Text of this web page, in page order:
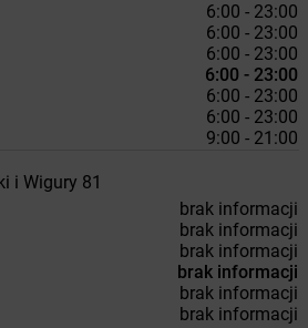
6:00 - 23:00
6:00 - 23:00
6:00 - 23:00
6:00 - 23:00
6:00 - 23:00
6:00 - 23:00
9:00 - 21:00
i Wigury 81
brak informacji
brak informacji
brak informacji
brak informacji
brak informacji
brak informacji